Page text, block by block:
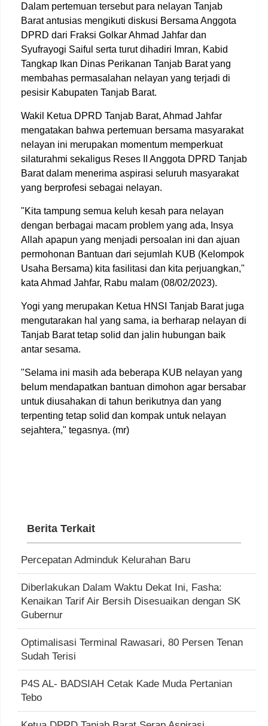
Dalam pertemuan tersebut para nelayan Tanjab
Barat antusias mengikuti diskusi Bersama Anggota
DPRD dari Fraksi Golkar Ahmad Jahfar dan
Syufrayogi Saiful serta turut dihadiri Imran, Kabid
Tangkap Ikan Dinas Perikanan Tanjab Barat yang
membahas permasalahan nelayan yang terjadi di
pesisir Kabupaten Tanjab Barat.
Wakil Ketua DPRD Tanjab Barat, Ahmad Jahfar
mengatakan bahwa pertemuan bersama masyarakat
nelayan ini merupakan momentum memperkuat
silaturahmi sekaligus Reses II Anggota DPRD Tanjab
Barat dalam menerima aspirasi seluruh masyarakat
yang berprofesi sebagai nelayan.
"Kita tampung semua keluh kesah para nelayan
dengan berbagai macam problem yang ada, Insya
Allah apapun yang menjadi persoalan ini dan ajuan
permohonan Bantuan dari sejumlah KUB (Kelompok
Usaha Bersama) kita fasilitasi dan kita perjuangkan,"
kata Ahmad Jahfar, Rabu malam (08/02/2023).
Yogi yang merupakan Ketua HNSI Tanjab Barat juga
mengutarakan hal yang sama, ia berharap nelayan di
Tanjab Barat tetap solid dan jalin hubungan baik
antar sesama.
"Selama ini masih ada beberapa KUB nelayan yang
belum mendapatkan bantuan dimohon agar bersabar
untuk diusahakan di tahun berikutnya dan yang
terpenting tetap solid dan kompak untuk nelayan
sejahtera," tegasnya. (mr)
Berita Terkait
Percepatan Adminduk Kelurahan Baru
Diberlakukan Dalam Waktu Dekat Ini, Fasha:
Kenaikan Tarif Air Bersih Disesuaikan dengan SK
Gubernur
Optimalisasi Terminal Rawasari, 80 Persen Tenan
Sudah Terisi
P4S AL- BADSIAH Cetak Kade Muda Pertanian
Tebo